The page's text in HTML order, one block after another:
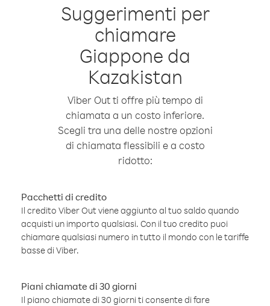
Suggerimenti per
chiamare
Giappone da
Kazakistan
Viber Out ti offre più tempo di
chiamata a un costo inferiore.
Scegli tra una delle nostre opzioni
di chiamata flessibili e a costo
ridotto:
Pacchetti di credito
Il credito Viber Out viene aggiunto al tuo saldo quando
acquisti un importo qualsiasi. Con il tuo credito puoi
chiamare qualsiasi numero in tutto il mondo con le tariffe
basse di Viber.
Piani chiamate di 30 giorni
Il piano chiamate di 30 giorni ti consente di fare